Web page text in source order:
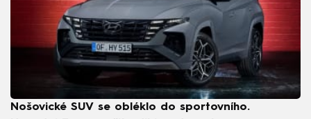
Nošovické SUV se obléklo do sportovního.